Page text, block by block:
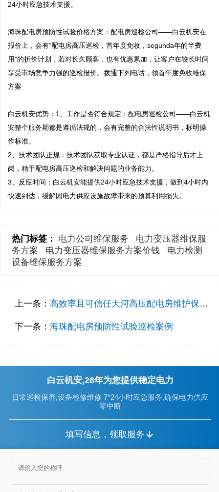
24小时应急技术支援。
海珠配电房预防性试验价格方案：配电房巡检公司——白云机安在
报价上，会有“配电房高压巡检，首年度免收，segunda年的半费
用”的折价计划，若对长久顾客，也有优惠累加，让客户在较长时间
享受市场竞争力强的巡检报价。拨通下列电话，领首年度免收维保
方案
白云机安优势：1、工作是否符合规定：配电房巡检公司——白云机
安整个服务期都是遵循法规的，会有完整的合法性说明书，标明操
作标准。
2、技术团队正规：技术团队获取专业认证，都是严格指导后才上
岗，精于配电房高压巡检和解决问题的业务能力。
3、反应时间：白云机安能提供24小时应急技术支援，做到4小时内
快速到达，缓解因电力供应设施故障带来的预算利用损失。
热门标签： 电力公司维保服务
电力变压器维保服
务方案
电力变压器维保服务方案价钱
电力检测
设备维保服务方案
上一条： 高效率且可信任天河高压配电房维护保养服务案例
下一条： 海珠配电房预防性试验巡检案例
白云机安,26年为您提供稳定电力
日常巡检保养,设备检修维修 7*24小时应急服务,确保电力供应
零中断
填写信息，领取服务